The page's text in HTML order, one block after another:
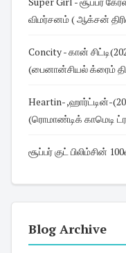
விமர்சனம் ( ஆக்சன்
Concity - கான்
(பைனான்சியல் க்ரைம்
Heartin- ,ஹார்ட்டின்-
(ரொமாண்டிக் காமெடி
சூப்பர் குட் பிலிம்சின்
Blog Archive